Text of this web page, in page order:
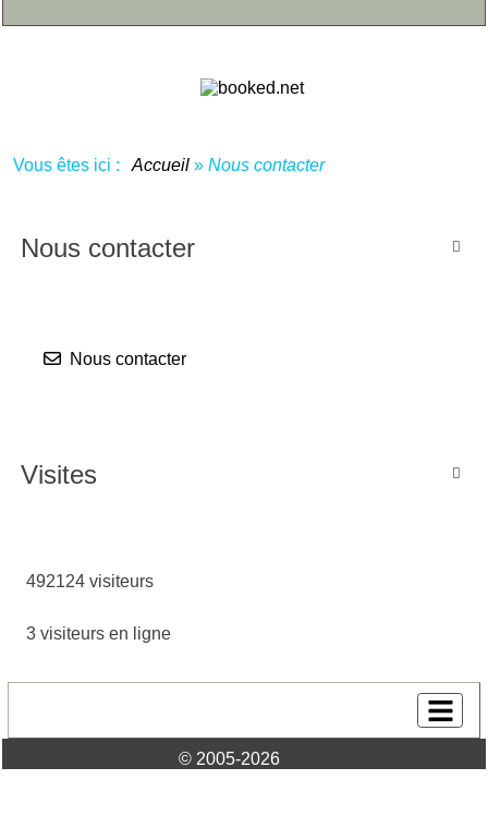
Vous êtes ici : Accueil » Nous contacter

Nous contacter
Nous contacter

Visites
492124 visiteurs
3 visiteurs en ligne
© 2005-2026